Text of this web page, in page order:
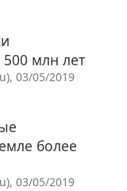
млн лет
03/05/2019
более
03/05/2019